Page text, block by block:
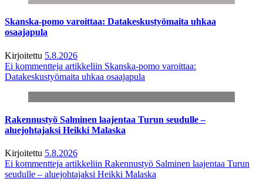
Skanska-pomo varoittaa: Datakeskustyömaita uhkaa
osaajapula
Kirjoitettu 5.8.2026
Ei kommentteja artikkeliin Skanska-pomo varoittaa:
Datakeskustyömaita uhkaa osaajapula
Rakennustyö Salminen laajentaa Turun seudulle –
aluejohtajaksi Heikki Malaska
Kirjoitettu 5.8.2026
Ei kommentteja artikkeliin Rakennustyö Salminen laajentaa Turun
seudulle – aluejohtajaksi Heikki Malaska